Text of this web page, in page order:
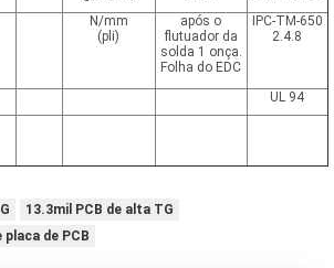
N/mm
(pli)
após o
flutuador da
solda 1 onça.
Folha do EDC
IPC-TM-650
2.4.8
UL 94
13.3mil PCB de alta TG
de PCB